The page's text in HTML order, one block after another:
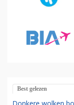
Best gelezen